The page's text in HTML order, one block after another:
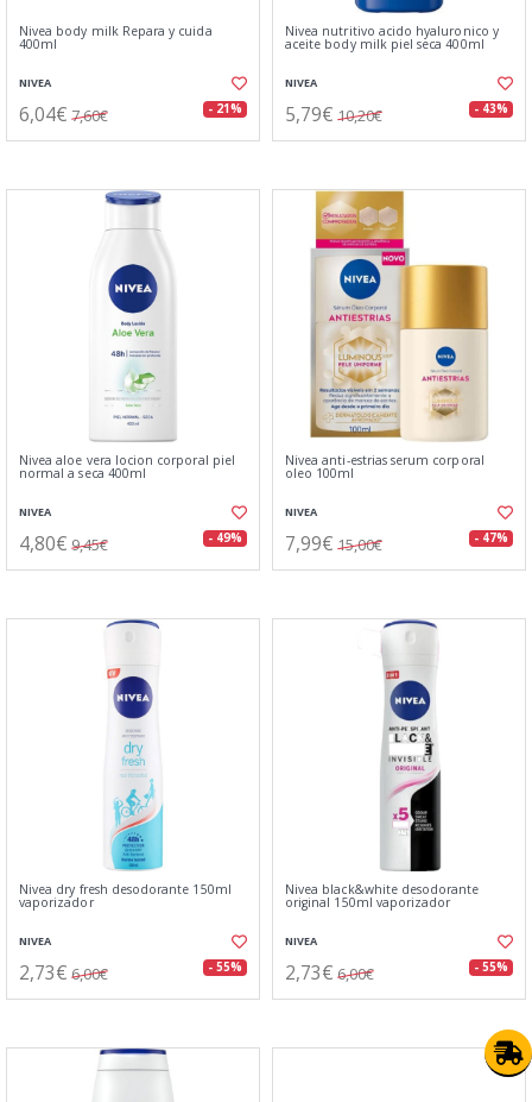
Nivea body milk Repara y cuida
400ml
NIVEA
6,04€ 7,60€ - 21%
Nivea nutritivo acido hyaluronico y
aceite body milk piel seca 400ml
NIVEA
5,79€ 10,20€ - 43%
Nivea aloe vera locion corporal piel
normal a seca 400ml
NIVEA
4,80€ 9,45€ - 49%
Nivea anti-estrias serum corporal
oleo 100ml
NIVEA
7,99€ 15,00€ - 47%
Nivea dry fresh desodorante 150ml
vaporizador
NIVEA
2,73€ 6,00€ - 55%
Nivea black&white desodorante
original 150ml vaporizador
NIVEA
2,73€ 6,00€ - 55%